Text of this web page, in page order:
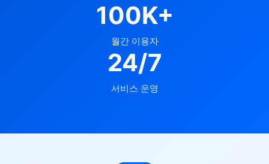
100K+
월간 이용자
24/7
서비스 운영